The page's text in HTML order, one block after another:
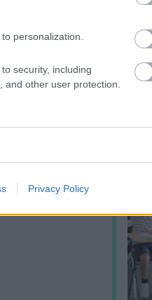
personalization.
security, including
other user protection.
Privacy Policy
A